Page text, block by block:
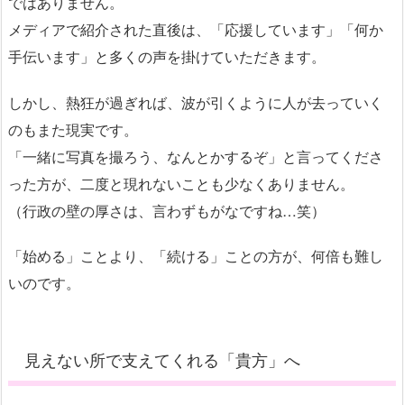
メディアで紹介された直後は、「応援しています」「何か
手伝います」と多くの声を掛けていただきます。
しかし、熱狂が過ぎれば、波が引くように人が去っていく
のもまた現実です。
「一緒に写真を撮ろう、なんとかするぞ」と言ってくださ
った方が、二度と現れないことも少なくありません。
（行政の壁の厚さは、言わずもがなですね…笑）
「始める」ことより、「続ける」ことの方が、何倍も難し
いのです。
見えない所で支えてくれる「貴方」へ